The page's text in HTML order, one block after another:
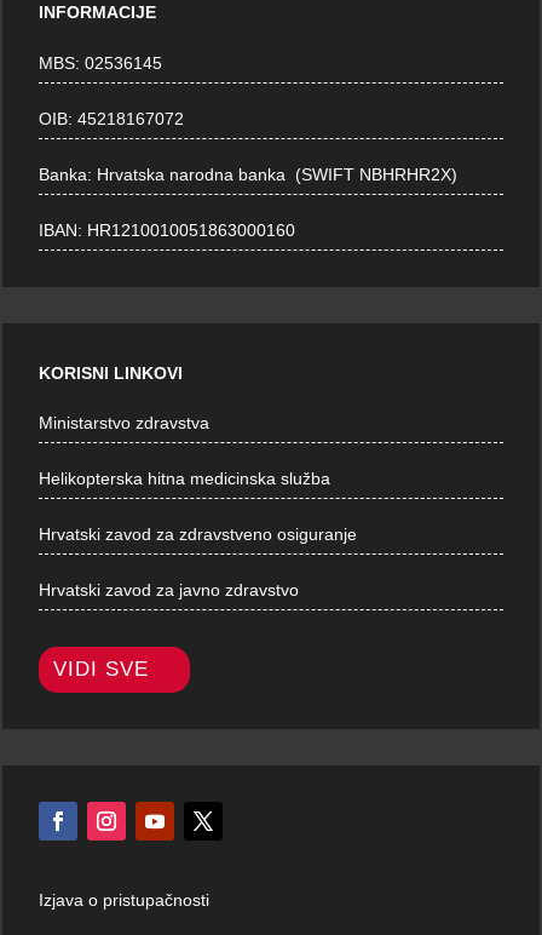
INFORMACIJE
MBS: 02536145
OIB: 45218167072
Banka: Hrvatska narodna banka (SWIFT NBHRHR2X)
IBAN: HR1210010051863000160
KORISNI LINKOVI
Ministarstvo zdravstva
Helikopterska hitna medicinska služba
Hrvatski zavod za zdravstveno osiguranje
Hrvatski zavod za javno zdravstvo
VIDI SVE
Izjava o pristupačnosti